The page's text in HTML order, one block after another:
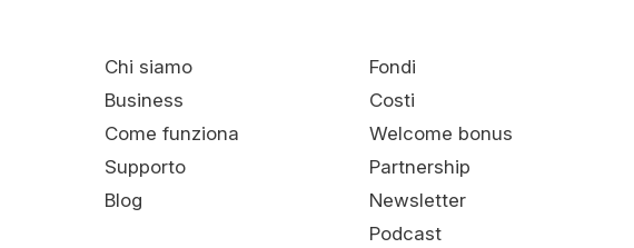
Chi siamo
Business
Come funziona
Supporto
Blog
Fondi
Costi
Welcome bonus
Partnership
Newsletter
Podcast